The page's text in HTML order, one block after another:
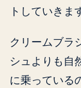
トしていきま
クリームブラ
シュよりも自
に乗っている